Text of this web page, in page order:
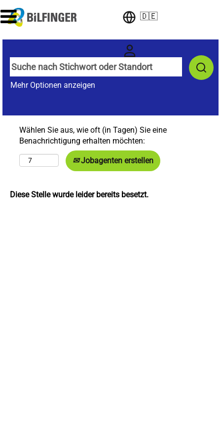
🇩🇪
Mehr Optionen anzeigen
Wählen Sie aus, wie oft (in Tagen) Sie eine
Benachrichtigung erhalten möchten:
Jobagenten erstellen
Diese Stelle wurde leider bereits besetzt.